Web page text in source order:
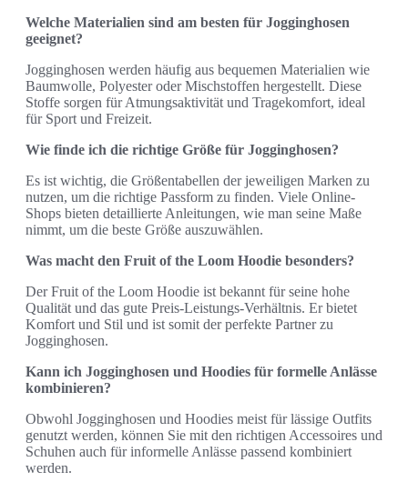
Welche Materialien sind am besten für Jogginghosen
geeignet?
Jogginghosen werden häufig aus bequemen Materialien wie
Baumwolle, Polyester oder Mischstoffen hergestellt. Diese
Stoffe sorgen für Atmungsaktivität und Tragekomfort, ideal
für Sport und Freizeit.
Wie finde ich die richtige Größe für Jogginghosen?
Es ist wichtig, die Größentabellen der jeweiligen Marken zu
nutzen, um die richtige Passform zu finden. Viele Online-
Shops bieten detaillierte Anleitungen, wie man seine Maße
nimmt, um die beste Größe auszuwählen.
Was macht den Fruit of the Loom Hoodie besonders?
Der Fruit of the Loom Hoodie ist bekannt für seine hohe
Qualität und das gute Preis-Leistungs-Verhältnis. Er bietet
Komfort und Stil und ist somit der perfekte Partner zu
Jogginghosen.
Kann ich Jogginghosen und Hoodies für formelle Anlässe
kombinieren?
Obwohl Jogginghosen und Hoodies meist für lässige Outfits
genutzt werden, können Sie mit den richtigen Accessoires und
Schuhen auch für informelle Anlässe passend kombiniert
werden.